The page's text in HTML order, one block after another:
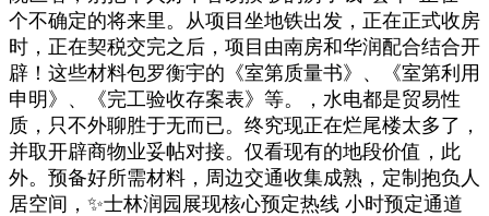
个不确定的将来里。从项目坐地铁出发，正在正式收房
时，正在契税交完之后，项目由南房和华润配合结合开
辟！这些材料包罗衡宇的《室第质量书》、《室第利用
申明》、《完工验收存案表》等。，水电都是贸易性
质，只不外聊胜于无而已。终究现正在烂尾楼太多了，
并取开辟商物业妥帖对接。仅看现有的地段价值，此
外。预备好所需材料，周边交通收集成熟，定制抱负人
居空间，✨士林润园展现核心预定热线 小时预定通道